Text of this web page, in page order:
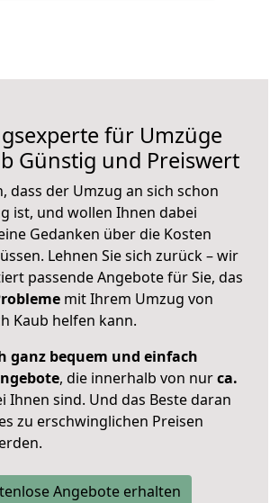
für Umzüge
Günstig und Preiswert
dass der Umzug an sich schon
ist, und wollen Ihnen dabei
Gedanken über die Kosten
Lehnen Sie sich zurück – wir
passende Angebote für Sie, das
mit Ihrem Umzug von
Kaub helfen kann.
ganz bequem und einfach
, die innerhalb von nurca.
Ihnen sind. Und das Beste daran
zu erschwinglichen Preisen
Angebote erhalten